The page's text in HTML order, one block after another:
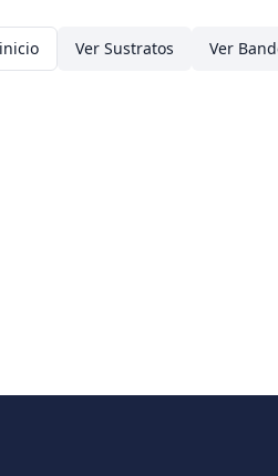
Ver Sustratos Ver